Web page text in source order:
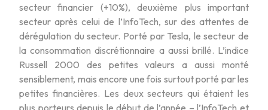
secteur financier (+10%), deuxième plus important
secteur après celui de l’InfoTech, sur des attentes de
dérégulation du secteur. Porté par Tesla, le secteur de
la consommation discrétionnaire a aussi brillé. L’indice
Russell 2000 des petites valeurs a aussi monté
sensiblement, mais encore une fois surtout porté par les
petites financières. Les deux secteurs qui étaient les
plus porteurs depuis le début de l’année – l’InfoTech et